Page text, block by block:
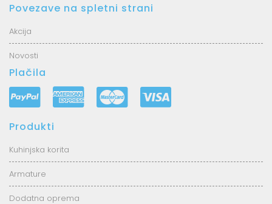
Povezave na spletni strani
Akcija
Novosti
Plačila
Produkti
Kuhinjska korita
Armature
Dodatna oprema